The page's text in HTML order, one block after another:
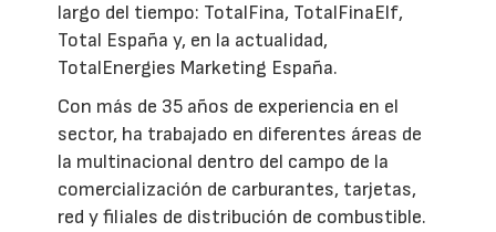
largo del tiempo: TotalFina, TotalFinaElf,
Total España y, en la actualidad,
TotalEnergies Marketing España.
Con más de 35 años de experiencia en el
sector, ha trabajado en diferentes áreas de
la multinacional dentro del campo de la
comercialización de carburantes, tarjetas,
red y filiales de distribución de combustible.